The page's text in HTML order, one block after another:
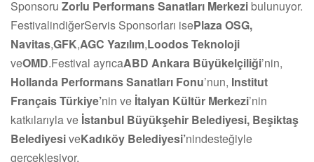
Sponsoru Zorlu Performans Sanatları Merkezi bulunuyor.
FestivalindiğerServis Sponsorları isePlaza OSG,
Navitas,GFK,AGC Yazılım,Loodos Teknoloji
veOMD.Festival ayrıcaABD Ankara Büyükelçiliği’nin,
Hollanda Performans Sanatları Fonu’nun, Institut
Français Türkiye’nin ve İtalyan Kültür Merkezi’nin
katkılarıyla ve İstanbul Büyükşehir Belediyesi, Beşiktaş
BelediyesiveKadıköy Belediyesi’nindesteğiyle
gerçekleşiyor.